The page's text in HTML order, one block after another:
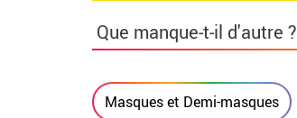
Que manque-t-il d'autre ?
Masques et Demi-masques